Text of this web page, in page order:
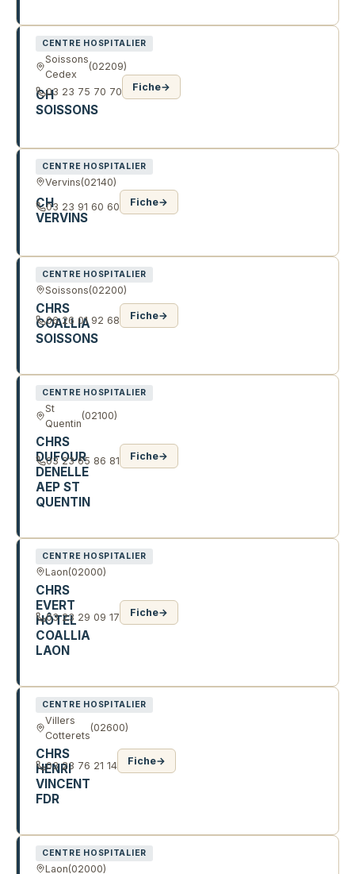
CENTRE HOSPITALIER
Soissons
Cedex
(02209)
CH
SOISSONS
03 23 75 70 70 Fiche→
CENTRE HOSPITALIER
Vervins(02140)
CH
VERVINS
03 23 91 60 60 Fiche→
CENTRE HOSPITALIER
Soissons(02200)
CHRS
COALLIA
SOISSONS
06 26 01 92 68 Fiche→
CENTRE HOSPITALIER
St
Quentin
(02100)
CHRS
DUFOUR
DENELLE
AEP ST
QUENTIN
03 23 65 86 81 Fiche→
CENTRE HOSPITALIER
Laon(02000)
CHRS
EVERT
HÔTEL
COALLIA
LAON
03 23 29 09 17 Fiche→
CENTRE HOSPITALIER
Villers
Cotterets
(02600)
CHRS
HENRI
VINCENT
FDR
03 23 76 21 14 Fiche→
CENTRE HOSPITALIER
Laon(02000)